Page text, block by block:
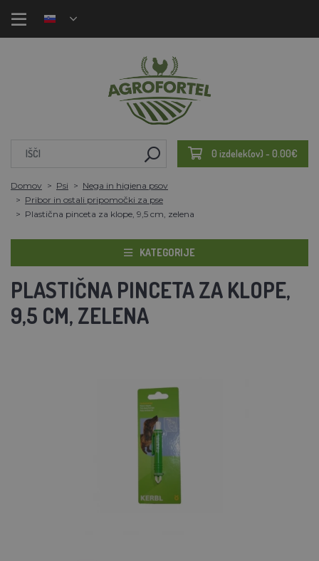
0 izdelek(ov) - 0.00€
Domov Psi
Nega in higiena psov
Pribor in ostali pripomočki za pse
Plastična pinceta za klope, 9,5 cm, zelena
KATEGORIJE
PLASTIČNA PINCETA ZA KLOPE,
9,5 CM, ZELENA